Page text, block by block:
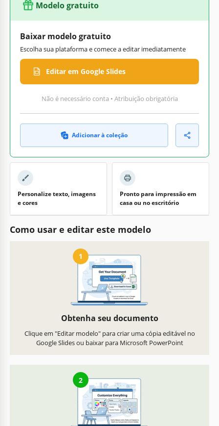
Modelo gratuito
Baixar modelo gratuito
Escolha sua plataforma e comece a editar imediatamente
Editar em Google Slides
Não é necessário conta • Atribuição obrigatória
Adicionar à coleção
Personalize texto, imagens
e cores
Pronto para impressão em
casa ou no escritório
Como usar e editar este modelo
1
Obtenha seu documento
Clique em "Editar modelo" para criar uma cópia editável no
Google Slides ou baixar para Microsoft PowerPoint
2